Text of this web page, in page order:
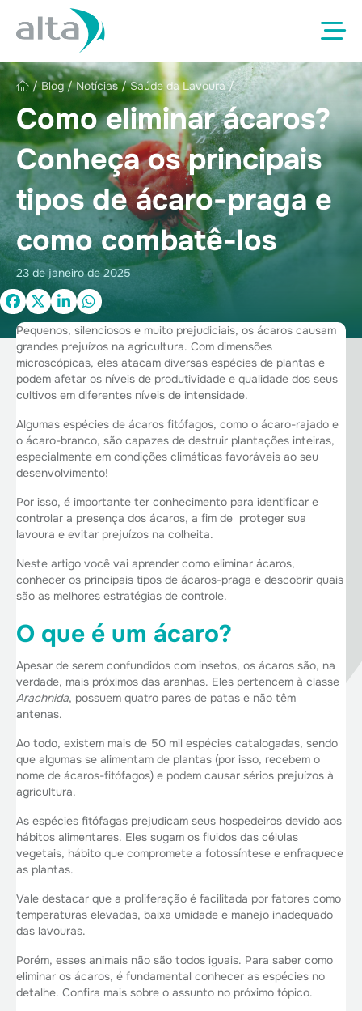
/Blog /Notícias/Saúde da Lavoura/
Como eliminar ácaros?
Conheça os principais
tipos de ácaro-praga e
como combatê-los
23 de janeiro de 2025
Pequenos, silenciosos e muito prejudiciais, os ácaros causam
grandes prejuízos na agricultura. Com dimensões
microscópicas, eles atacam diversas espécies de plantas e
podem afetar os níveis de produtividade e qualidade dos seus
cultivos em diferentes níveis de intensidade.
Algumas espécies de ácaros fitófagos, como o ácaro-rajado e
o ácaro-branco, são capazes de destruir plantações inteiras,
especialmente em condições climáticas favoráveis ao seu
desenvolvimento!
Por isso, é importante ter conhecimento para identificar e
controlar a presença dos ácaros, a fim de proteger sua
lavoura e evitar prejuízos na colheita.
Neste artigo você vai aprender como eliminar ácaros,
conhecer os principais tipos de ácaros-praga e descobrir quais
são as melhores estratégias de controle.
O que é um ácaro?
Apesar de serem confundidos com insetos, os ácaros são, na
verdade, mais próximos das aranhas. Eles pertencem à classe
Arachnida, possuem quatro pares de patas e não têm
antenas.
Ao todo, existem mais de 50 mil espécies catalogadas, sendo
que algumas se alimentam de plantas (por isso, recebem o
nome de ácaros-fitófagos) e podem causar sérios prejuízos à
agricultura.
As espécies fitófagas prejudicam seus hospedeiros devido aos
hábitos alimentares. Eles sugam os fluidos das células
vegetais, hábito que compromete a fotossíntese e enfraquece
as plantas.
Vale destacar que a proliferação é facilitada por fatores como
temperaturas elevadas, baixa umidade e manejo inadequado
das lavouras.
Porém, esses animais não são todos iguais. Para saber como
eliminar os ácaros, é fundamental conhecer as espécies no
detalhe. Confira mais sobre o assunto no próximo tópico.